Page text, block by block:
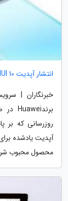
انتشار آپدیت EMUI 10 برای Huawei Y9s و Huawei Y9 Prime 2019
خبرنگاران |
روزرسانی که بر
محصول محبوب